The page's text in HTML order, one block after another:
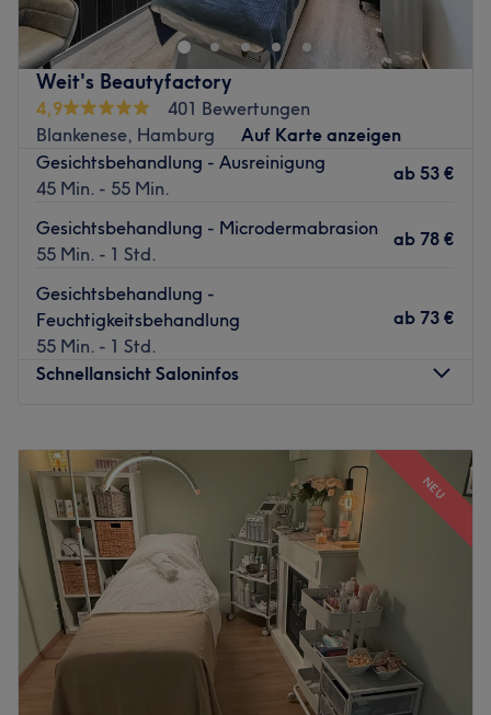
Weit's Beautyfactory
4,9
401 Bewertungen
Blankenese, Hamburg
Auf Karte anzeigen
Gesichtsbehandlung - Ausreinigung
45 Min. - 55 Min.
ab 53 €
Gesichtsbehandlung - Microdermabrasion
55 Min. - 1 Std.
ab 78 €
Gesichtsbehandlung -
Feuchtigkeitsbehandlung
55 Min. - 1 Std.
ab 73 €
Schnellansicht Saloninfos
Dienstag
08:00 –16:00
Mittwoch
08:00
16:00
Donnerstag
08:00
Freitag
08:00
Samstag
Sonntag
Geschlossen
Unterstreiche deine natürliche Schönheit typgerecht. Das
Studio Weit's Beautyfactory in Hamburg, Blankenese
bietet dir mithilfe der neuesten Methoden
NEU